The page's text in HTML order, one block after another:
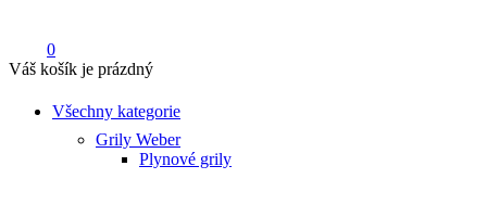
0
Váš košík je prázdný
Všechny kategorie
Grily Weber
Plynové grily